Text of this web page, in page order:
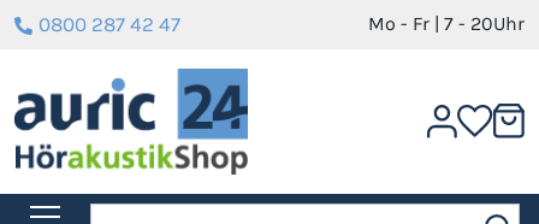
0800 287 42 47 Mo - Fr | 7 - 20Uhr